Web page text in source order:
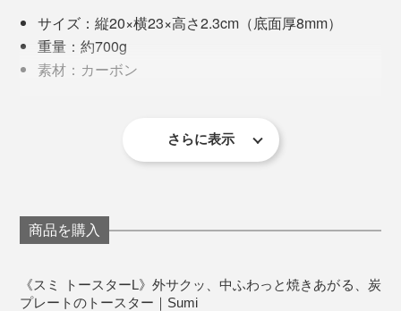
食卓にカセットコンロを出して、焼き鳥を焼きながら、
ちびちび飲るのもオツです。
1. 空焚きをしない（予熱は2分）
2. 強火ではなく中火〜弱火で
3. シリコンなど柔らかい素材のトングなどを使う
4. 使用後は、冷めてから洗う
この4つさえクリアすれば、表面のコーティングにキズ
がつきにくく、長持ち。メーカーの担当者は、「スミ
がTVやSNSで取り上げられブレイク。カーボンの新し
い可能性が広がっています。
町工場発・最先端調理器具『Sumi』で、“炭焼きのごち
電気トースターは場所をとるし、すぐに汚れて手入れも
一度に複数枚は焼けませんが、2枚目以降は予熱の必要
ん。
サイズ：縦20×横23×高さ2.3cm（底面厚8mm）
重量：約700g
素材：カーボン
対応熱源：ガスコンロ、IH調理器、直火（炭火、オ
ーブン、電子レンジは不可）
白剤、食洗機は不可）
さらに表示
商品を購入
《スミ トースターL》外サクッ、中ふわっと焼きあがる、炭
プレートのトースター｜Sumi